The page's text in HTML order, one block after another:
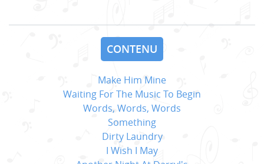
CONTENU
Make Him Mine
Waiting For The Music To Begin
Words, Words, Words
Something
Dirty Laundry
I Wish I May